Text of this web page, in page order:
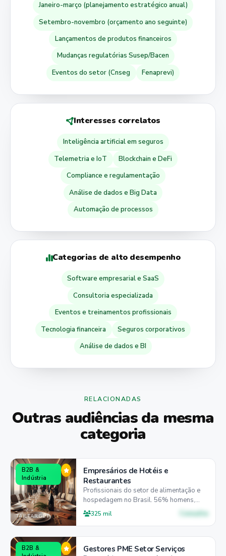
Janeiro-março (planejamento estratégico anual)
Setembro-novembro (orçamento ano seguinte)
Lançamentos de produtos financeiros
Mudanças regulatórias Susep/Bacen
Eventos do setor (Cnseg
Fenaprevi)
Interesses correlatos
Inteligência artificial em seguros
Telemetria e IoT
Blockchain e DeFi
Compliance e regulamentação
Análise de dados e Big Data
Automação de processos
Categorias de alto desempenho
Software empresarial e SaaS
Consultoria especializada
Eventos e treinamentos profissionais
Tecnologia financeira
Seguros corporativos
Análise de dados e BI
RELACIONADAS
Outras audiências da mesma
categoria
B2B &
Indústria
TAILTARGET
Empresários de Hotéis e
Restaurantes
Profissionais do setor de alimentação e
hospedagem no Brasil. 56% homens,
42% entre 25-44 anos, 52% preferem
desktop para gestão empresarial.
325 mil Consulte
B2B &
Gestores PME Setor Serviços